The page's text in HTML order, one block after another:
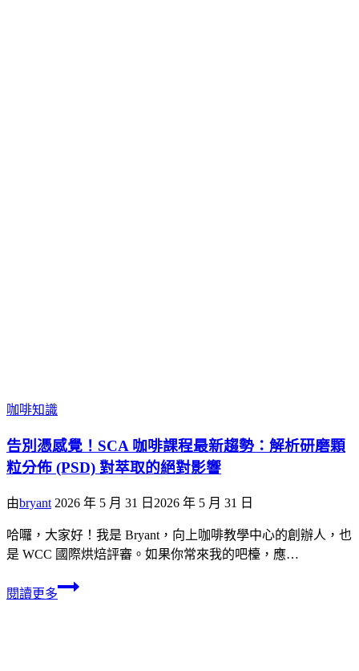
咖啡知識
告別憑感覺！SCA 咖啡課程最新趨勢：解析研磨顆
粒分佈 (PSD) 對萃取的絕對影響
由bryant 2026 年 5 月 31 日 2026 年 5 月 31 日
哈囉，大家好！我是 Bryant，向上咖啡教學中心的創辦人，也
是 WCC 國際烘焙評審。如果你常來我的吧檯，應…
閱讀更多